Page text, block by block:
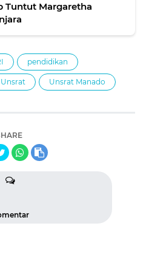
Tuntut Margaretha
pendidikan
Unsrat Unsrat Manado